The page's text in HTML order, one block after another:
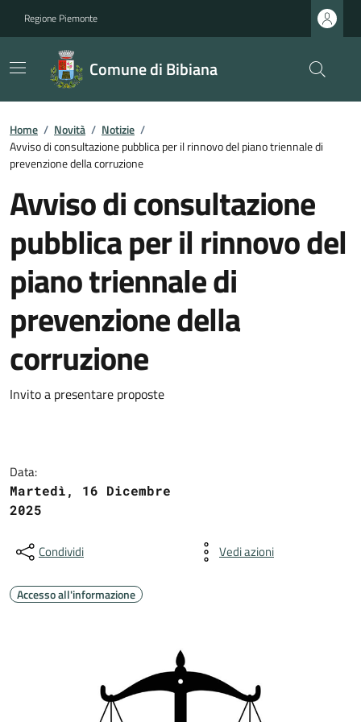
Regione Piemonte
Comune di Bibiana
Home / Novità / Notizie /
Avviso di consultazione pubblica per il rinnovo del piano triennale di
prevenzione della corruzione
Avviso di consultazione
pubblica per il rinnovo del
piano triennale di
prevenzione della
corruzione
Invito a presentare proposte
Data:
Martedì, 16 Dicembre
2025
Condividi Vedi azioni
Accesso all'informazione